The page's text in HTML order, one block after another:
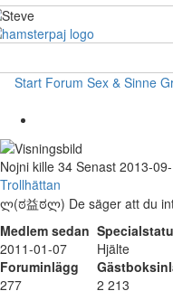
Start Forum Sex & Sinne
Nojni kille 34 Senast 2013-
Trollhättan
ლ(ಠ益ಠლ) De säger att du
Medlem sedan
2011-01-07
Hjälte
Foruminlägg
277
2 213